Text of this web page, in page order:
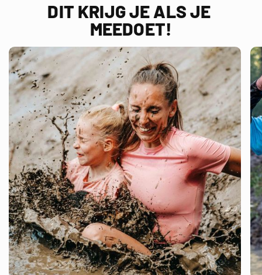
DIT KRIJG JE ALS JE
MEEDOET!